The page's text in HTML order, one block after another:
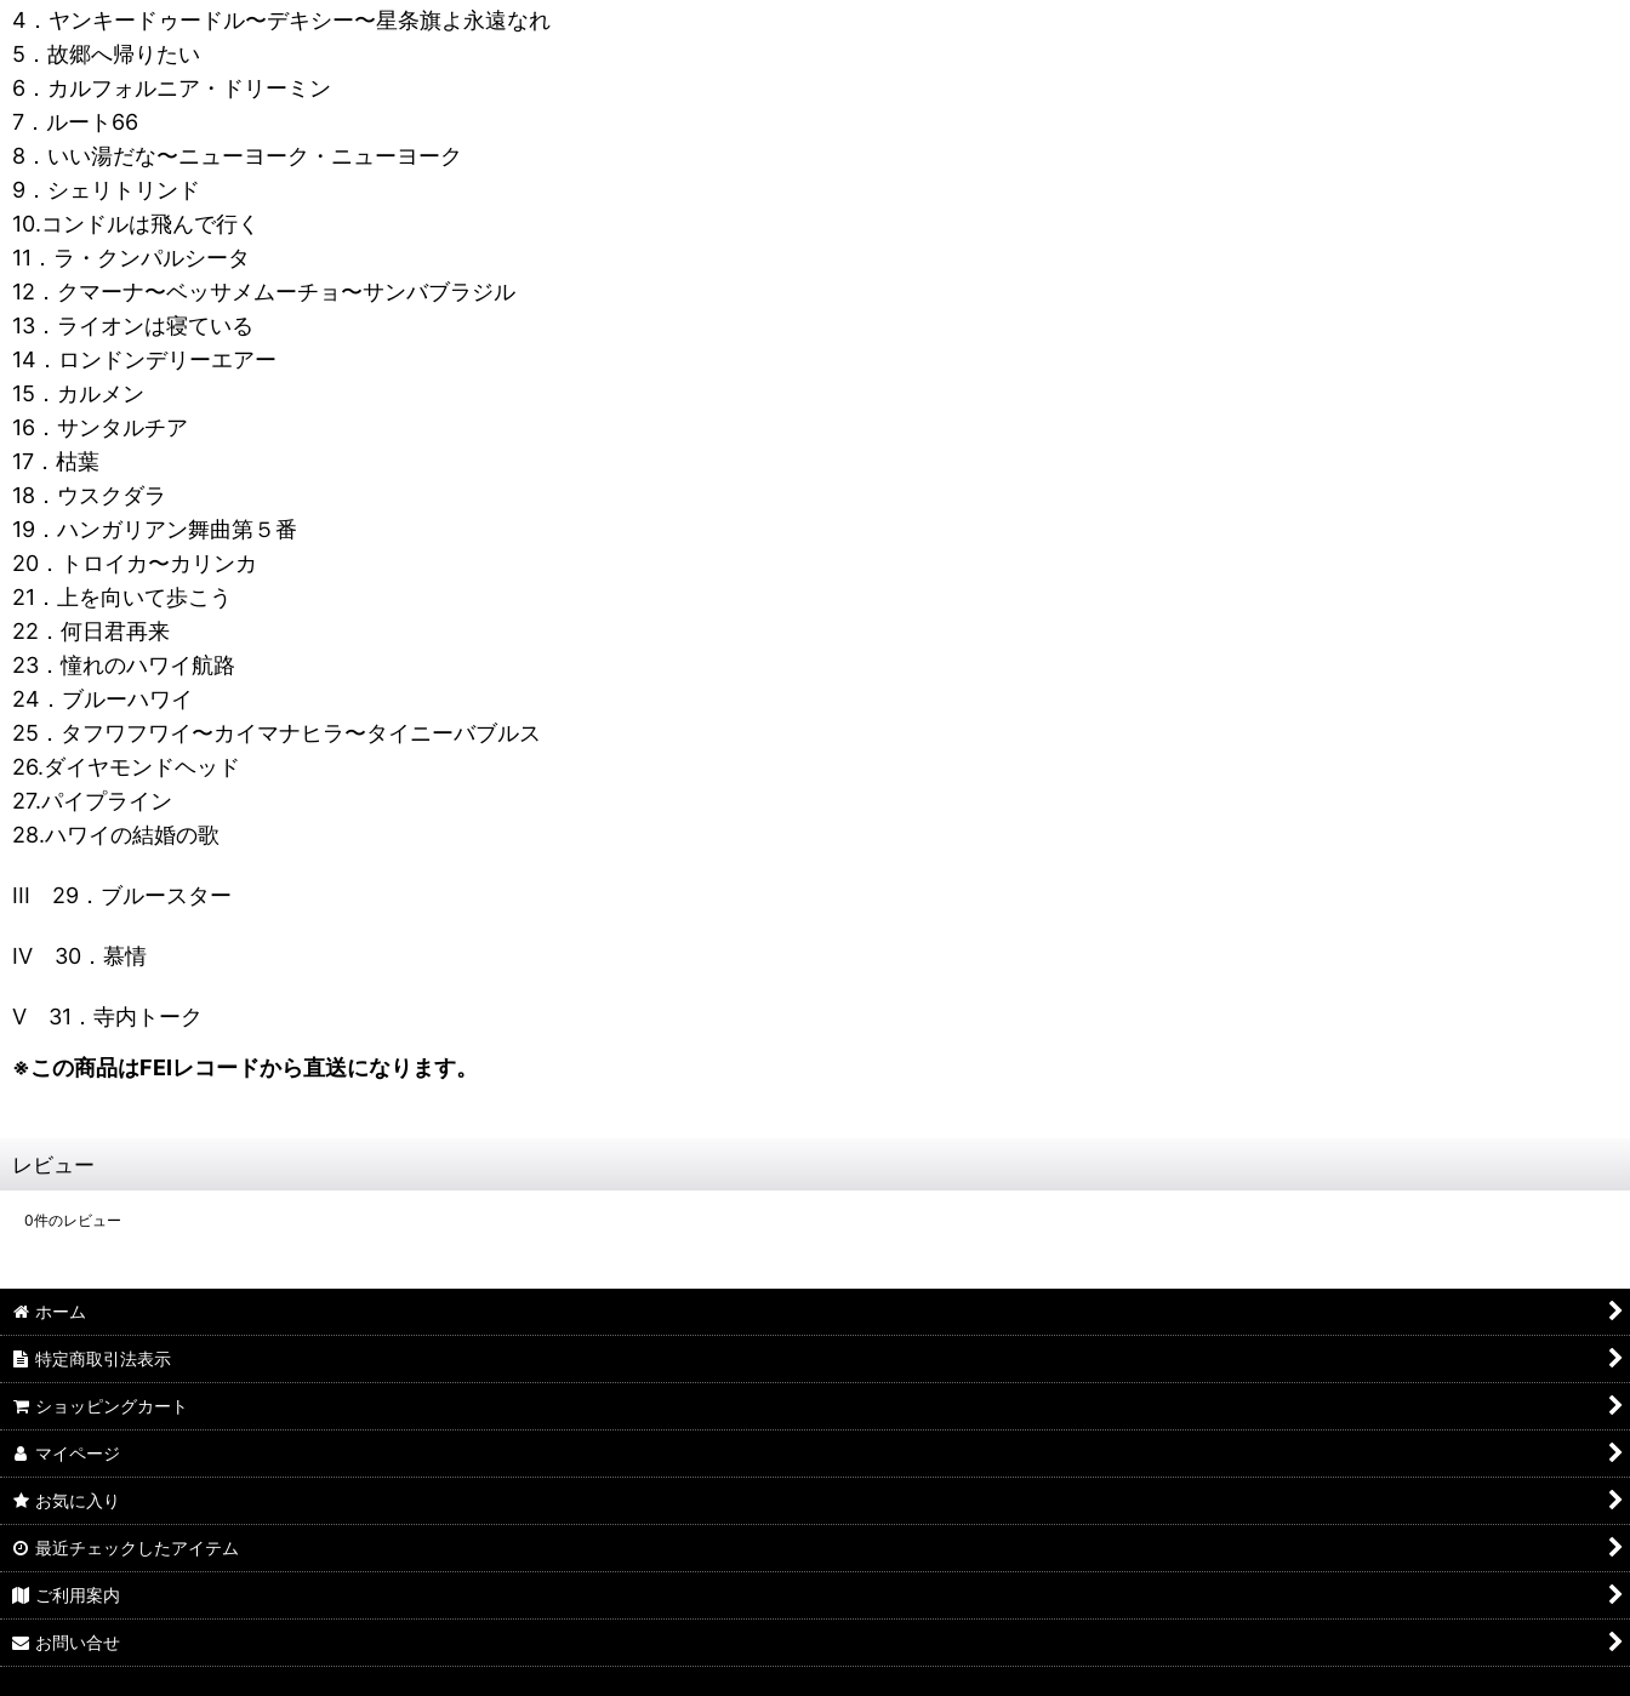
4．ヤンキードゥードル〜デキシー〜星条旗よ永遠なれ
5．故郷へ帰りたい
6．カルフォルニア・ドリーミン
7．ルート66
8．いい湯だな〜ニューヨーク・ニューヨーク
9．シェリトリンド
10.コンドルは飛んで行く
11．ラ・クンパルシータ
12．クマーナ〜ベッサメムーチョ〜サンバブラジル
13．ライオンは寝ている
14．ロンドンデリーエアー
15．カルメン
16．サンタルチア
17．枯葉
18．ウスクダラ
19．ハンガリアン舞曲第５番
20．トロイカ〜カリンカ
21．上を向いて歩こう
22．何日君再来
23．憧れのハワイ航路
24．ブルーハワイ
25．タフワフワイ〜カイマナヒラ〜タイニーバブルス
26.ダイヤモンドヘッド
27.パイプライン
28.ハワイの結婚の歌
III 29．ブルースター
IV 30．慕情
V 31．寺内トーク
※この商品はFEIレコードから直送になります。
レビュー
0件のレビュー
ホーム
特定商取引法表示
ショッピングカート
マイページ
お気に入り
最近チェックしたアイテム
ご利用案内
お問い合せ